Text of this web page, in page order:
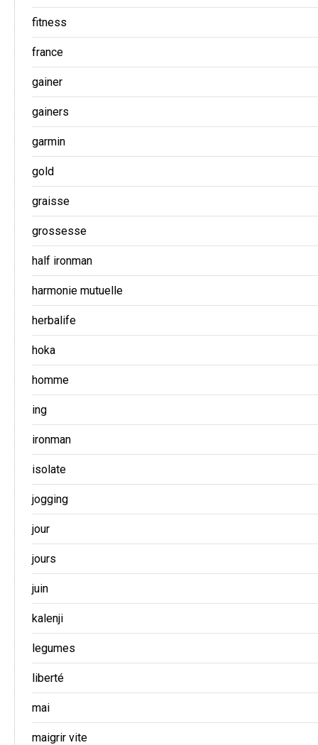
fitness
france
gainer
gainers
garmin
gold
graisse
grossesse
half ironman
harmonie mutuelle
herbalife
hoka
homme
ing
ironman
isolate
jogging
jour
jours
juin
kalenji
legumes
liberté
mai
maigrir vite